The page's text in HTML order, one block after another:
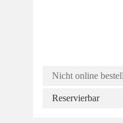
Nicht online
Reservierbar